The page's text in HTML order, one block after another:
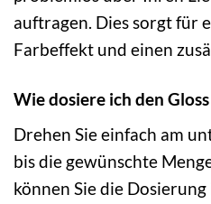
auftragen. Dies sorgt für
Farbeffekt und einen
Wie dosiere ich den
Drehen Sie einfach am
bis die gewünschte
können Sie die